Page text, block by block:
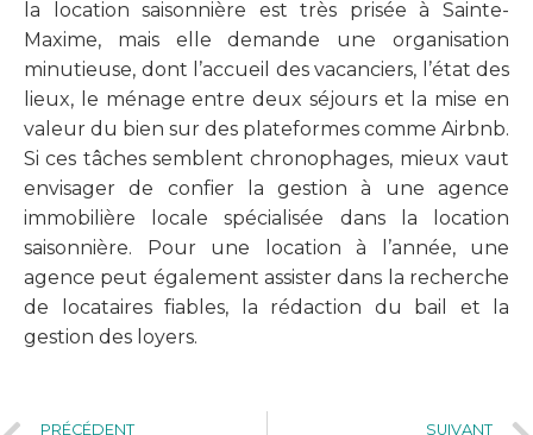
la location saisonnière est très prisée à Sainte-
Maxime, mais elle demande une organisation
minutieuse, dont l’accueil des vacanciers, l’état des
lieux, le ménage entre deux séjours et la mise en
valeur du bien sur des plateformes comme Airbnb.
Si ces tâches semblent chronophages, mieux vaut
envisager de confier la gestion à une agence
immobilière locale spécialisée dans la location
saisonnière. Pour une location à l’année, une
agence peut également assister dans la recherche
de locataires fiables, la rédaction du bail et la
gestion des loyers.
PRÉCÉDENT SUIVANT